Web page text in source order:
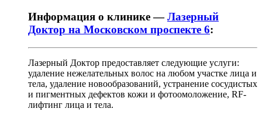
Информация о клинике —Лазерный
Доктор на Московском проспекте 6:
Лазерный Доктор предоставляет следующие услуги:
удаление нежелательных волос на любом участке лица и
тела, удаление новообразований, устранение сосудистых
и пигментных дефектов кожи и фотоомоложение, RF-
лифтинг лица и тела.